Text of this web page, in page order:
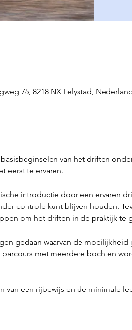
76, 8218 NX Lelystad, Nederland
van het driften
eerst te ervaren.
introductie door een ervaren
controle kunt blijven houden.
om het driften in de praktijk te
gedaan waarvan de
parcours met meerdere bochten
van een rijbewijs en de minimale